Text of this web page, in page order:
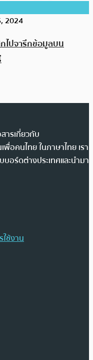
2024
ไปจารึกข้อมูลบน
ารเกี่ยวกับ
พื่อคนไทย ในภาษาไทย เรา
อร์ดต่างประเทศและนำมา
ช้งาน